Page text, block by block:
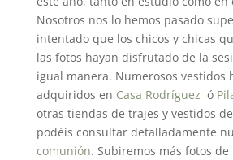
Nosotros nos lo hemos pasado
intentado que los chicos y chicas
las fotos hayan disfrutado de la
igual manera. Numerosos vestidos
adquiridos en Casa Rodríguez ó
otras tiendas de trajes y vestidos
podéis consultar detalladamente
comunión. Subiremos más fotos